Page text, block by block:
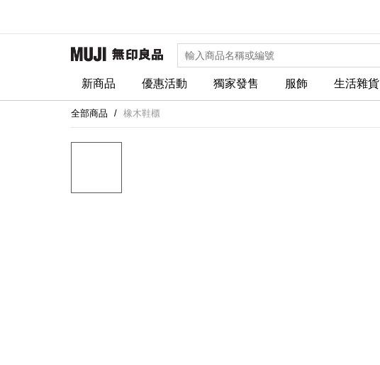
新商品 優惠活動 獨家發售 服飾 生活雜貨
全部商品 橡木鞋櫃